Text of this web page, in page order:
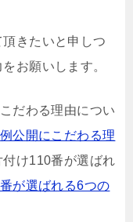
きたいと申しつ
お願いします。
だわる理由につい
公開にこだわる理
付け110番が選ばれ
が選ばれる6つの